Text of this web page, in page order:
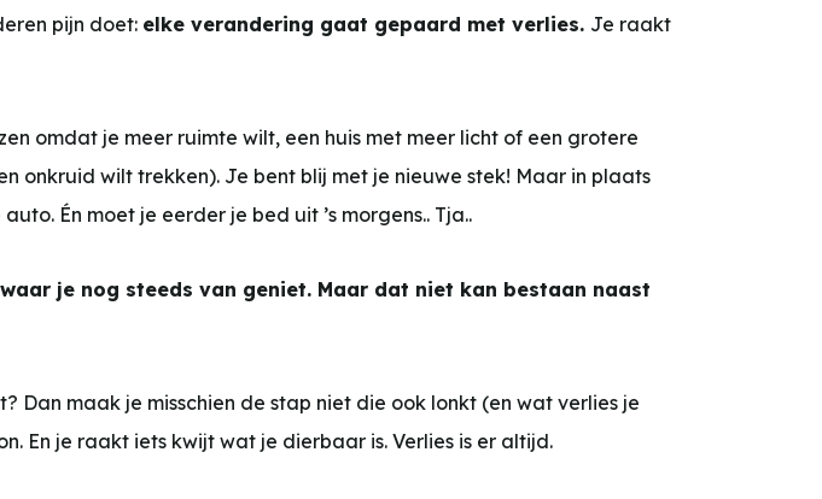
pijn doet: elke verandering gaat gepaard met verlies. Je raakt
omdat je meer ruimte wilt, een huis met meer licht of een grotere
onkruid wilt trekken). Je bent blij met je nieuwe stek! Maar in plaats
Én moet je eerder je bed uit ’s morgens.. Tja..
je nog steeds van geniet. Maar dat niet kan bestaan naast
Dan maak je misschien de stap niet die ook lonkt (en wat verlies je
En je raakt iets kwijt wat je dierbaar is. Verlies is er altijd.